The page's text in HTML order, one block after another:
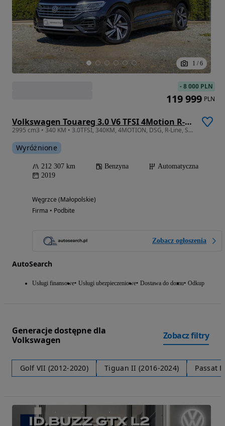
1 / 6
Volkswagen Touareg 3.0 V6 TFSI 4Motion R-Line
2995 cm3 • 340 KM • 3.0TFSI, 340KM, 4MOTION, DSG, R-Line, SalonPL, I Wł, Bezwypadkowy, ASO
Wyróżnione
212 307 km Benzyna
Automatyczna
2019
Węgrzce (Małopolskie)
Firma • Podbite
Zobacz ogłoszenia
AutoSearch
Usługi finansowe Usługi ubezpieczeniowe Dostawa do domu Odkup
-8 000 PLN
119 999 PLN
Generacje dostępne dla
Volkswagen
Zobacz filtry
Golf VII (2012-2020) Tiguan II (2016-2024) Passat